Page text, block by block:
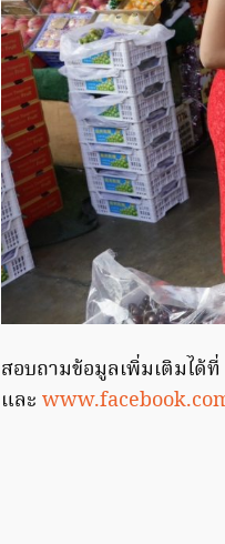
สอบถามข้อมูลเพิ่มเติมได้
และ